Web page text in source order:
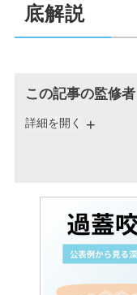
底解説
この記事の監修
詳細を開く